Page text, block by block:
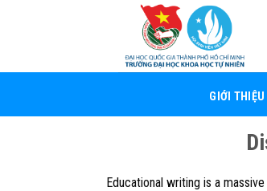
GIỚI THIỆU
Educational writing is a